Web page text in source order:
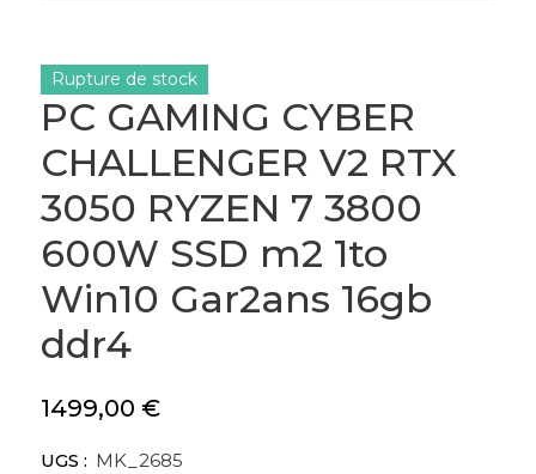
PC GAMING CYBER
CHALLENGER V2 RTX
3050 RYZEN 7 3800
600W SSD m2 1to
Win10 Gar2ans 16gb
ddr4
1499,00 €
Rupture de stock
UGS : MK_2685